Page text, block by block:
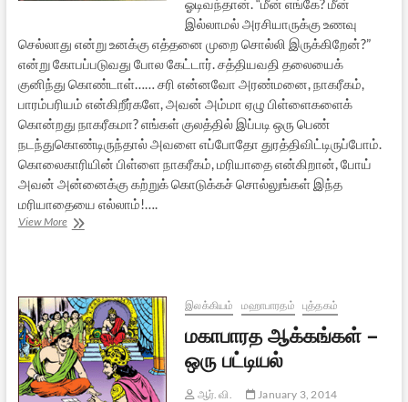
ஓடிவந்தான். “மீன் எங்கே? மீன்
இல்லாமல் அரசியாருக்கு உணவு
செல்லாது என்று உனக்கு எத்தனை முறை சொல்லி இருக்கிறேன்?”
என்று கோபப்படுவது போல கேட்டார். சத்தியவதி தலையைக்
குனிந்து கொண்டாள்…… சரி என்னவோ அரண்மனை, நாகரீகம்,
பாரம்பரியம் என்கிறீர்களே, அவன் அம்மா ஏழு பிள்ளைகளைக்
கொன்றது நாகரீகமா? எங்கள் குலத்தில் இப்படி ஒரு பெண்
நடந்துகொண்டிருந்தால் அவளை எப்போதோ துரத்திவிட்டிருப்போம்.
கொலைகாரியின் பிள்ளை நாகரீகம், மரியாதை என்கிறான், போய்
அவன் அன்னைக்கு கற்றுக் கொடுக்கச் சொல்லுங்கள் இந்த
மரியாதையை எல்லாம்!….
View Moreமீன்
இலக்கியம் மஹாபாரதம் புத்தகம்
மகாபாரத ஆக்கங்கள் –
ஒரு பட்டியல்
ஆர். வி.
January 3, 2014